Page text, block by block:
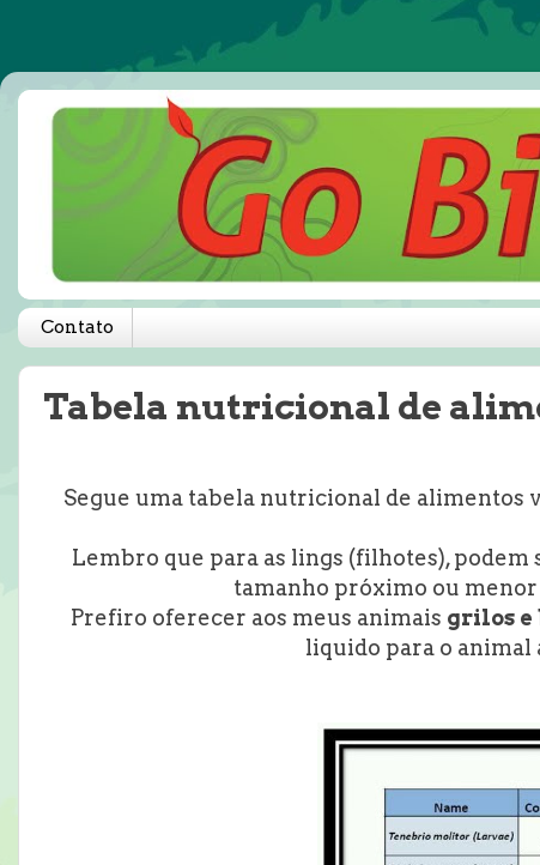
Contato
Tabela nutricional de
Segue uma tabela nutricional de alimentos
Lembro que para as lings (filhotes),
tamanho próximo ou menor
Prefiro oferecer aos meus animais grilos e
liquido para o animal